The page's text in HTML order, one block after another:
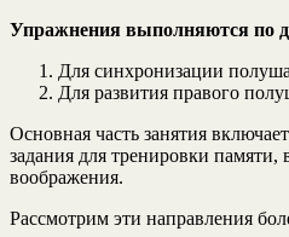
Упражнения выполняются по
Для синхронизации
Для развития правого
Основная часть занятия
задания для тренировки
воображения.
Рассмотрим эти направления